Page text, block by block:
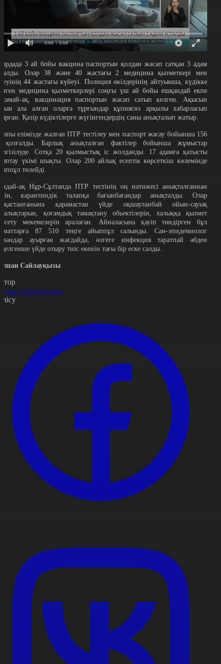
0:00 / 0:00
3 ай бойы вакцина паспортын қолдан жасап сатқан 3 адам
Олар 38 және 40 жастағы 2 медицина қызметкері мен
44 жастағы күйеуі. Полиция өкілдерінің айтуынша, күдікке
медицина қызметкерлері соңғы үш ай бойы ешқандай екпе
ақ, вакцинация паспортын жасап сатып келген. Ақысын
ала алған оларға тұрғындар құпиясөз арқылы хабарласып
Қазір күдіктілерге жүгінгендердің саны анықталып жатыр.
елімізде жалған ПТР тестілеу мен паспорт жасау бойынша 156
қозғалды. Барлық анықталған фактілер бойынша жұмыстар
Сотқа 20 қылмыстық іс жолданды. 17 адамға қатысты
үкімі шықты. Олар 200 айлық есептік көрсеткіш көлемінде
төлейді.
ақ Нұр-Сұлтанда ПТР тестінің оң нәтижесі анықталғаннан
карантиндік талапқа бағынбағандар анықталды. Олар
қарамастан үйде оқшауланбай ойын-сауық
қоғамдық тамақтану обьектілерін, халыққа қызмет
мекемелерін аралаған. Айналасына қауіп төндірген бұл
87 510 теңге айыппұл салынды. Сан-эпидемиолог
ауырған жағдайда, өзгеге инфекция таратпай әбден
үйде отыру тиіс екенін тағы бір еске салды.
Сайлауқызы
Сайлауқызы